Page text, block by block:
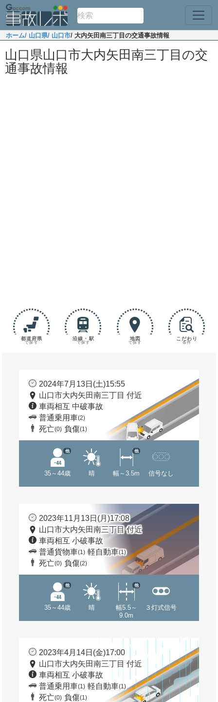
ホーム/ 山口県/ 山口市/ 大内矢田南三丁目の交通事故情報
山口県山口市大内矢田南三丁目の交
通事故情報
都道府県
で探す
沿線・駅
で探す
地図
で探す
こだわり
条件
2024年7月13日(土)15:55
山口市大内矢田南三丁目 付近
車両相互 中破事故
普通乗用車(2)
死亡(0) 負傷(1)
35～44歳
他
晴 幅～3.5m
他
信号なし
2023年11月13日(月)17:08
山口市大内矢田南三丁目 付近
車両相互 小破事故
普通貨物車(1) 軽自動車(1)
死亡(0) 負傷(2)
35～44歳
他
晴
幅5.5～
9.0m
他
３灯式信号
2023年4月14日(金)17:00
山口市大内矢田南三丁目 付近
車両相互 小破事故
普通乗用車(1) 軽自動車(1)
死亡(0) 負傷(1)